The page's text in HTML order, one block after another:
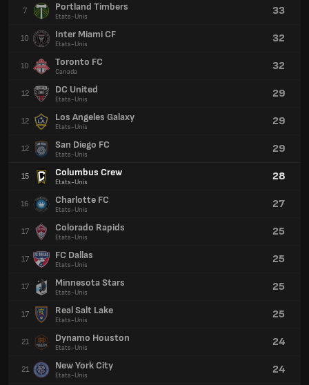
7 Portland Timbers
Etats-Unis 33
10 Inter Miami CF
Etats-Unis 32
10 Toronto FC
Canada 32
12 DC United
Etats-Unis 29
12 Los Angeles Galaxy
Etats-Unis 29
12 San Diego FC
Etats-Unis 29
15 Columbus Crew
Etats-Unis 28
16 Charlotte FC
Etats-Unis 27
17 Colorado Rapids
Etats-Unis 25
17 FC Dallas
Etats-Unis 25
17 Minnesota Stars
Etats-Unis 25
17 Real Salt Lake
Etats-Unis 25
21 Dynamo Houston
Etats-Unis 24
21 New York City
Etats-Unis 24